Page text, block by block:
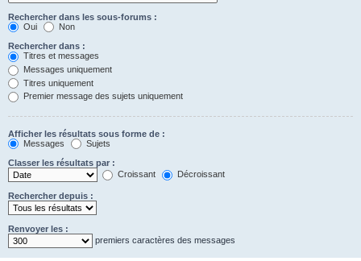
Rechercher dans les sous-forums :
Oui
Non
Rechercher dans :
Titres et messages
Messages uniquement
Titres uniquement
Premier message des sujets uniquement
Afficher les résultats sous forme de :
Messages
Sujets
Classer les résultats par :
Croissant
Décroissant
Rechercher depuis :
Renvoyer les :
premiers caractères des messages